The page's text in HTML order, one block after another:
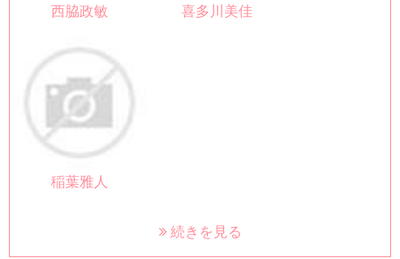
西脇政敏 喜多川美佳
稲葉雅人
続きを見る